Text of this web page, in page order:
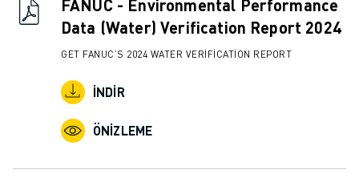
FANUC - Environmental Performance
Data (Water) Verification Report 2024
GET FANUC’S 2024 WATER VERIFICATION REPORT
İNDIR
ÖNIZLEME